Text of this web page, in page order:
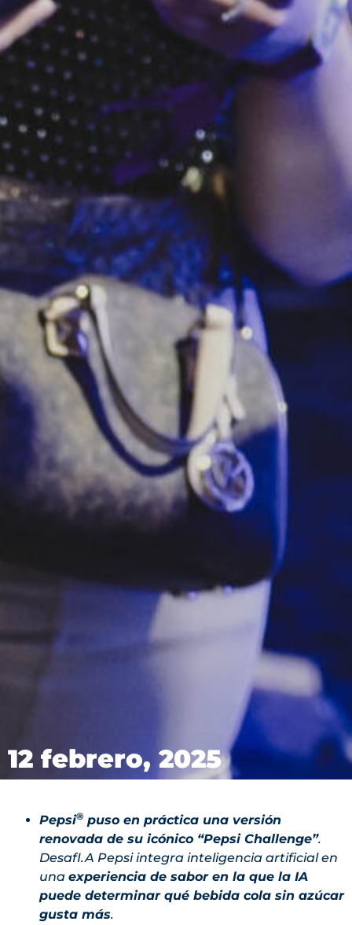
12 febrero, 2025
Pepsi® puso en práctica una versión
renovada de su icónico “Pepsi Challenge”.
DesafI.A Pepsi integra inteligencia artificial en
una experiencia de sabor en la que la IA
puede determinar qué bebida cola sin azúcar
gusta más.